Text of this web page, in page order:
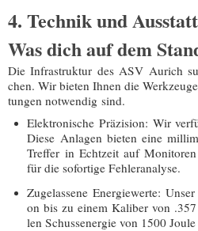
4. Technik und
Was dich auf dem
Die Infra­struk­tur des ASV Aurich
chen. Wir bie­ten Ihnen die
tun­gen not­wen­dig sind.
Elek­tro­ni­sche Prä­zi­si­on: Wir
Die­se Anla­gen bie­ten eine
Tref­fer in Echt­zeit auf
für die sofor­ti­ge Fehleranalyse.
Zuge­las­se­ne Ener­gie­wer­te:
on bis zu einem Kali­ber von
len Schuss­ener­gie von 1500 Joule